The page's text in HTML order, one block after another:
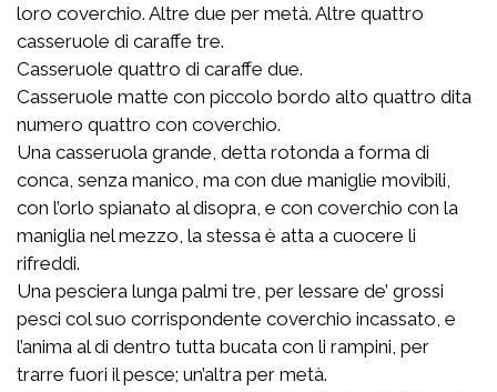
loro coverchio. Altre due per metà. Altre quattro
casseruole di caraffe tre.
Casseruole quattro di caraffe due.
Casseruole matte con piccolo bordo alto quattro dita
numero quattro con coverchio.
Una casseruola grande, detta rotonda a forma di
conca, senza manico, ma con due maniglie movibili,
con l’orlo spianato al disopra, e con coverchio con la
maniglia nel mezzo, la stessa è atta a cuocere li
rifreddi.
Una pesciera lunga palmi tre, per lessare de’ grossi
pesci col suo corrispondente coverchio incassato, e
l’anima al di dentro tutta bucata con li rampini, per
trarre fuori il pesce; un’altra per metà.